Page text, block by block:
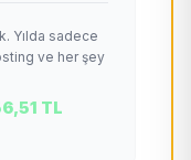
Yılda sadece
ve her şey
TL